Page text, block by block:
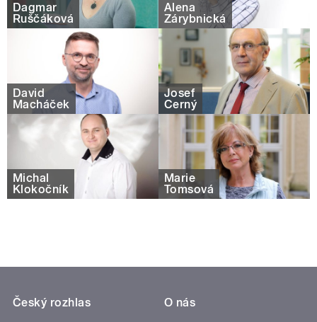
Dagmar
Ruščáková
Alena
Zárybnická
David
Macháček
Josef
Černý
Michal
Klokočník
Marie
Tomsová
Český rozhlas
O nás